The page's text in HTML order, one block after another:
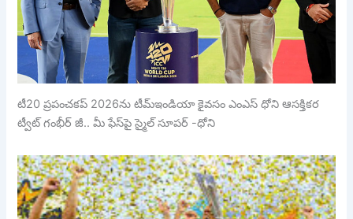
టీ20 ప్రపంచకప్‌ 2026ను టీమ్ఇండియా కైవసం ఎంఎస్ ధోని ఆసక్తికర
ట్వీట్ గంభీర్‌ జీ.. మీ ఫేస్‌పై స్మైల్ సూపర్ -ధోని